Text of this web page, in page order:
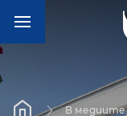
В медиите